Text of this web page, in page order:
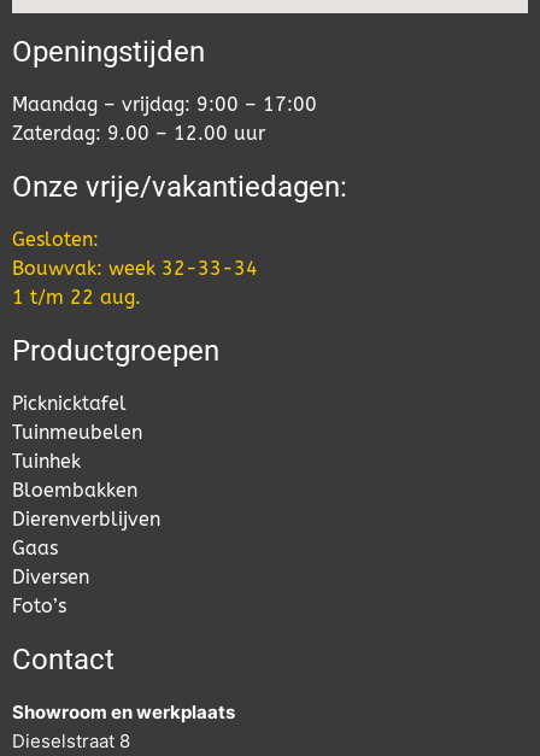
Openingstijden
Maandag – vrijdag: 9:00 – 17:00
Zaterdag: 9.00 – 12.00 uur
Onze vrije/vakantiedagen:
Gesloten:
Bouwvak: week 32-33-34
1 t/m 22 aug.
Productgroepen
Picknicktafel
Tuinmeubelen
Tuinhek
Bloembakken
Dierenverblijven
Gaas
Diversen
Foto’s
Contact
Showroom en werkplaats
Dieselstraat 8